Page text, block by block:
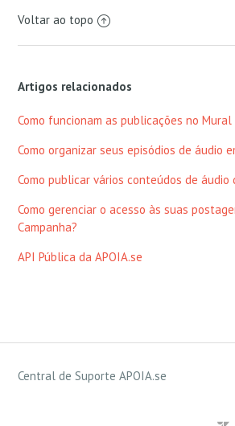
Voltar ao topo
Artigos relacionados
Como funcionam as publicações no Mural
Como organizar seus episódios de áudio
Como publicar vários conteúdos de áudio
Como gerenciar o acesso às suas
Campanha?
API Pública da APOIA.se
Central de Suporte APOIA.se